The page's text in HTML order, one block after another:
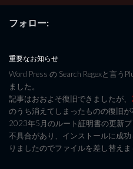
フォロー:
重要なお知らせ
Word Press の Search Regexと言う
ました。
記事はおおよそ復旧できましたが、
のうち消えてしまったものの復旧
2023年5月のルート証明書の更新
不具合があり、インストールに成
りましたのでファイルを差し替えま